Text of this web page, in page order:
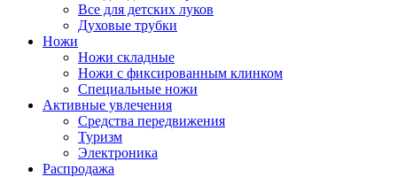
Все для детских луков
Духовые трубки
Ножи
Ножи складные
Ножи с фиксированным клинком
Специальные ножи
Активные увлечения
Средства передвижения
Туризм
Электроника
Распродажа